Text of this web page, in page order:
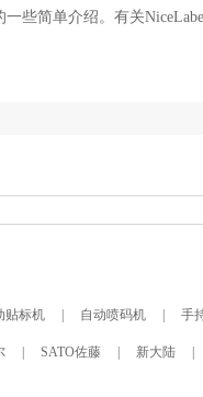
一些简单介绍。有关
贴标机 自动喷码机 手
SATO佐藤 新大陆